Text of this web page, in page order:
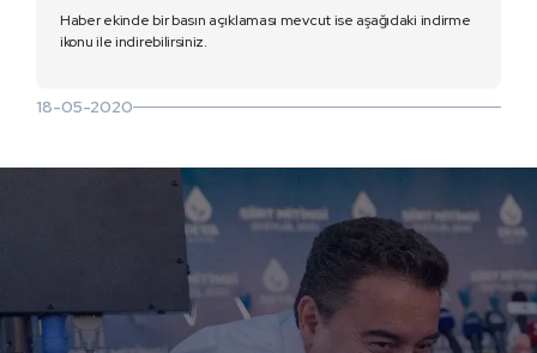
Haber ekinde bir basın açıklaması mevcut ise aşağıdaki indirme
ikonu ile indirebilirsiniz.
18-05-2020